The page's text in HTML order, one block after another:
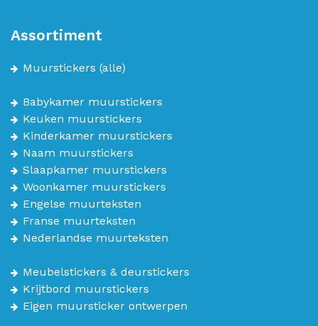
Assortiment
Muurstickers (alle)
Babykamer muurstickers
Keuken muurstickers
Kinderkamer muurstickers
Naam muurstickers
Slaapkamer muurstickers
Woonkamer muurstickers
Engelse muurteksten
Franse muurteksten
Nederlandse muurteksten
Meubelstickers & deurstickers
Krijtbord muurstickers
Eigen muursticker ontwerpen